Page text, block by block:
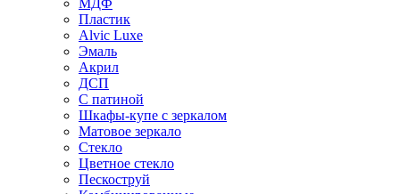
МДФ
Пластик
Alvic Luxe
Эмаль
Акрил
ДСП
С патиной
Шкафы-купе с зеркалом
Матовое зеркало
Стекло
Цветное стекло
Пескоструй